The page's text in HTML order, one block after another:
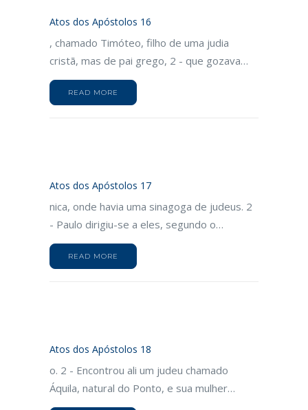
Atos dos Apóstolos 16
, chamado Timóteo, filho de uma judia
cristã, mas de pai grego, 2 - que gozava…
READ MORE
Atos dos Apóstolos 17
nica, onde havia uma sinagoga de judeus. 2
- Paulo dirigiu-se a eles, segundo o…
READ MORE
Atos dos Apóstolos 18
o. 2 - Encontrou ali um judeu chamado
Áquila, natural do Ponto, e sua mulher…